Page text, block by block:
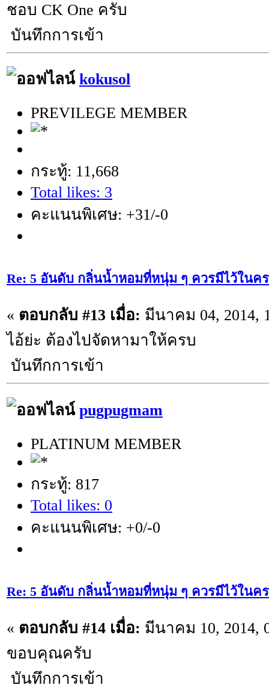
ชอบ CK One ครับ
บันทึกการเข้า
kokusol
PREVILEGE MEMBER
กระทู้: 11,668
Total likes: 3
คะแนนพิเศษ: +31/-0
Re: 5 อันดับ กลิ่นน้ำหอมที่หนุ่ม ๆ ควรมีไว้ในค
« ตอบกลับ #13 เมื่อ: มีนาคม 04, 2014,
ไอ้ย่ะ ต้องไปจัดหามาให้ครบ
บันทึกการเข้า
pugpugmam
PLATINUM MEMBER
กระทู้: 817
Total likes: 0
คะแนนพิเศษ: +0/-0
Re: 5 อันดับ กลิ่นน้ำหอมที่หนุ่ม ๆ ควรมีไว้ในค
« ตอบกลับ #14 เมื่อ: มีนาคม 10, 2014,
ขอบคุณครับ
บันทึกการเข้า